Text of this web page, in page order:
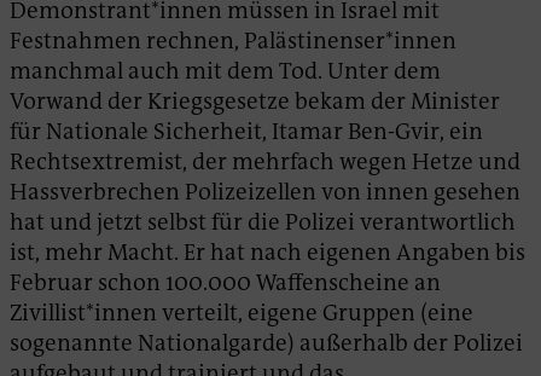
Demonstrant*innen müssen in Israel mit
Festnahmen rechnen, Palästinenser*innen
manchmal auch mit dem Tod. Unter dem
Vorwand der Kriegsgesetze bekam der Minister
für Nationale Sicherheit, Itamar Ben-Gvir, ein
Rechtsextremist, der mehrfach wegen Hetze und
Hassverbrechen Polizeizellen von innen gesehen
hat und jetzt selbst für die Polizei verantwortlich
ist, mehr Macht. Er hat nach eigenen Angaben bis
Februar schon 100.000 Waffenscheine an
Zivillist*innen verteilt, eigene Gruppen (eine
sogenannte Nationalgarde) außerhalb der Polizei